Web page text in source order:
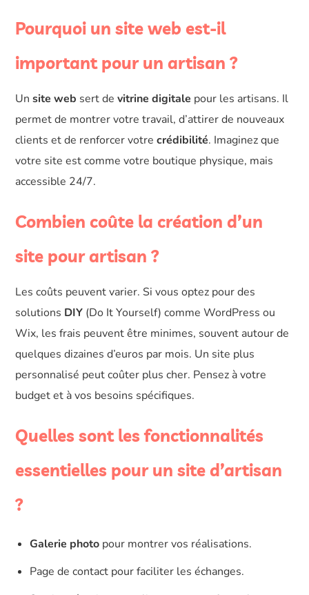
Pourquoi un site web est-il
important pour un artisan ?
Unsite web sert devitrine digitale pour les artisans. Il
permet de montrer votre travail, d’attirer de nouveaux
clients et de renforcer votrecrédibilité. Imaginez que
votre site est comme votre boutique physique, mais
accessible 24/7.
Combien coûte la création d’un
site pour artisan ?
Les coûts peuvent varier. Si vous optez pour des
solutions DIY (Do It Yourself) comme WordPress ou
Wix, les frais peuvent être minimes, souvent autour de
quelques dizaines d’euros par mois. Un site plus
personnalisé peut coûter plus cher. Pensez à votre
budget et à vos besoins spécifiques.
Quelles sont les fonctionnalités
essentielles pour un site d’artisan
?
Galerie photo pour montrer vos réalisations.
Page de contact pour faciliter les échanges.